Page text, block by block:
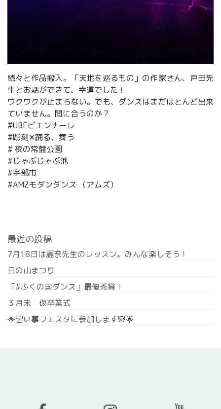
続々と作品搬入。「天地を巡るもの」の作家さん、戸田先
生とお話ができて、幸運でした！
ワクワクが止まらない。でも、ダンスはまだほとんど出来
ていません。間に合うのか？
#UBEビエンナーレ
#彫刻✕踊る、舞う
# 夜の常盤公園
#じゃぶじゃぶ池
#宇部市
#AMZモダンダンス （アムズ）
最近の投稿
7月18日は麗奈先生のレッスン。みんな楽しそう！
日の山まつり
「#ふくの国ダンス」最優秀賞！
３月末 仮卒業式
🌟習い事フェスタに参加します🐼🌟